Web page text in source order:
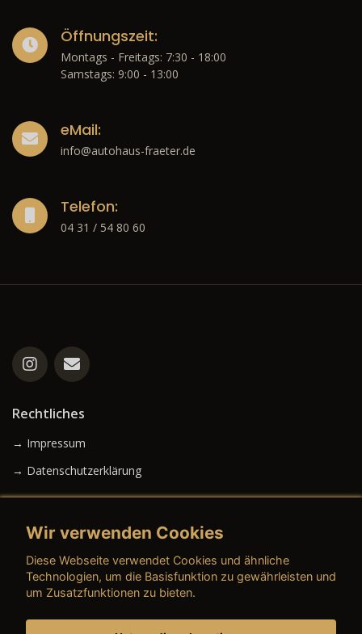
Öffnungszeit:
Montags - Freitags: 7:30 - 18:00
Samstags: 9:00 - 13:00
eMail:
info@autohaus-fraeter.de
Telefon:
04 31 / 54 80 60
Rechtliches
→ Impressum
→ Datenschutzerklärung
→ AGB (Gebrauchtwagen)
Wir verwenden Cookies
Diese Webseite verwendet Cookies und ähnliche
Technologien, um die Basisfunktion zu gewährleisten und
um Zusatzfunktionen zu bieten.